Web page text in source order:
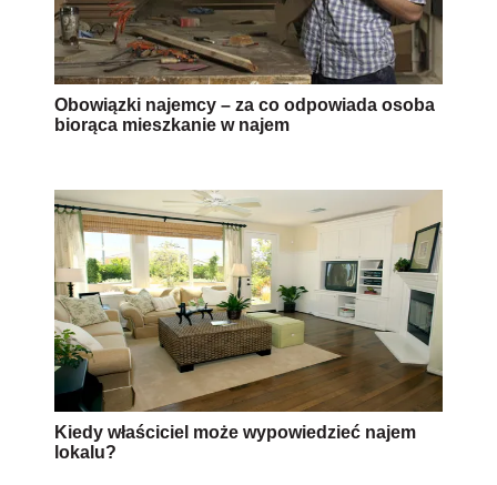
Obowiązki najemcy – za co odpowiada osoba
biorąca mieszkanie w najem
Kiedy właściciel może wypowiedzieć najem
lokalu?